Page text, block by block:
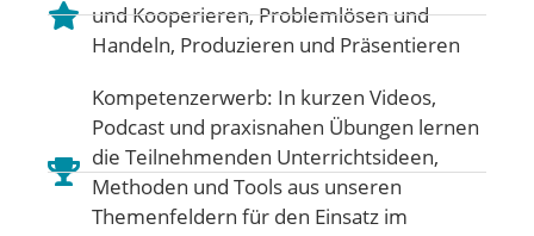
und Kooperieren,Problemlösen und
Handeln, Produzieren und Präsentieren
Kompetenzerwerb: In kurzen Videos,
Podcast und praxisnahen Übungen lernen
die Teilnehmenden Unterrichtsideen,
Methoden und Tools aus unseren
Themenfeldern für den Einsatz im